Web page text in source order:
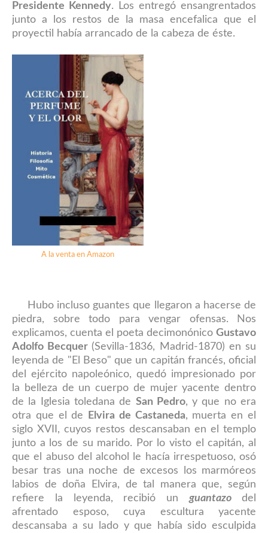
Presidente Kennedy. Los entregó ensangrentados
junto a los restos de la masa encefalica que el
proyectil había arrancado de la cabeza de éste.
A la venta en Amazon
Hubo incluso guantes que llegaron a hacerse de
piedra, sobre todo para vengar ofensas. Nos
explicamos, cuenta el poeta decimonónico Gustavo
Adolfo Becquer (Sevilla-1836, Madrid-1870) en su
leyenda de "El Beso" que un capitán francés, oficial
del ejército napoleónico, quedó impresionado por
la belleza de un cuerpo de mujer yacente dentro
de la Iglesia toledana de San Pedro, y que no era
otra que el de
Elvira de Castaneda, muerta en el
siglo XVII, cuyos restos descansaban en el templo
junto a los de su marido. Por lo visto el capitán, al
que el abuso del alcohol le hacía irrespetuoso, osó
besar tras una noche de excesos los marmóreos
labios de doña Elvira, de tal manera que, según
refiere la leyenda, recibió unguantazodel
afrentado esposo, cuya escultura yacente
descansaba a su lado y que había sido esculpida